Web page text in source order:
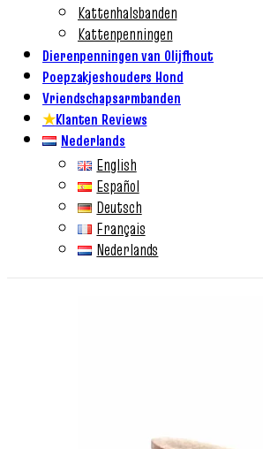
Kattenhalsbanden
Kattenpenningen
Dierenpenningen van Olijfhout
Poepzakjeshouders Hond
Vriendschapsarmbanden
★Klanten Reviews
Nederlands
English
Español
Deutsch
Français
Nederlands